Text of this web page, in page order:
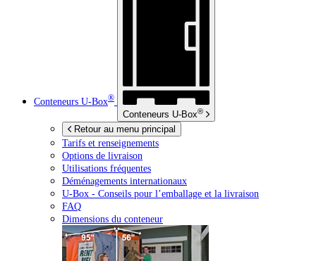
Conteneurs U-Box®
Conteneurs U-Box®
Retour au menu principal
Tarifs et renseignements
Options de livraison
Utilisations fréquentes
Déménagements internationaux
U-Box - Conseils pour l’emballage et la livraison
FAQ
Dimensions du conteneur